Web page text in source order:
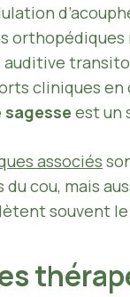
auditive
cliniques en
est un
associés
cou, mais
souvent